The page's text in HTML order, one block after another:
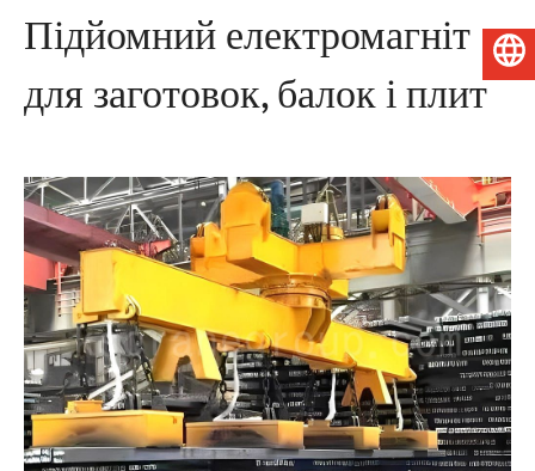
Підйомний електромагніт
для заготовок, балок і плит
Українська